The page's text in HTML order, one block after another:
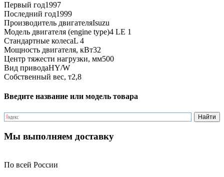
Первый год1997
Последний год1999
Производитель двигателяIsuzu
Модель двигателя (engine type)4 LE 1
Стандартные колесаL 4
Мощность двигателя, кВт32
Центр тяжести нагрузки, мм500
Вид приводаHY/W
Собственный вес, т2,8
Введите название или модель товара
Мы выполняем доставку
По всей России